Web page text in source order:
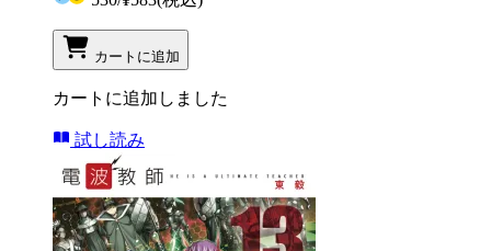
カートに追加
カートに追加しました
試し読み